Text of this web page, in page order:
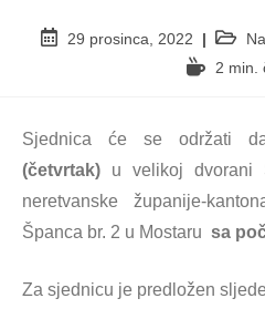
29 prosinca, 2022
2 min.
Sjednica će se održati
(četvrtak) u velikoj dvorani
neretvanske županije-
Španca br. 2 u Mostaru sa
Za sjednicu je predložen